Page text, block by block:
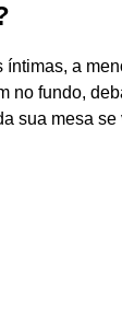
a
no fundo,
sua mesa